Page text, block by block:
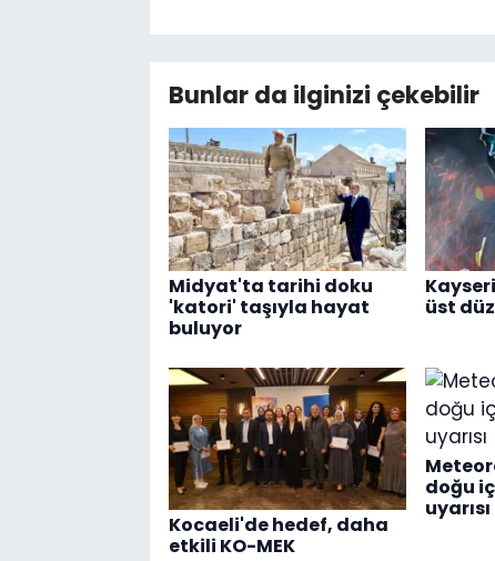
Bunlar da ilginizi çekebilir
Midyat'ta tarihi doku
'katori' taşıyla hayat
buluyor
üst
Kocaeli'de hedef, daha
etkili KO-MEK
doğu
uyarısı